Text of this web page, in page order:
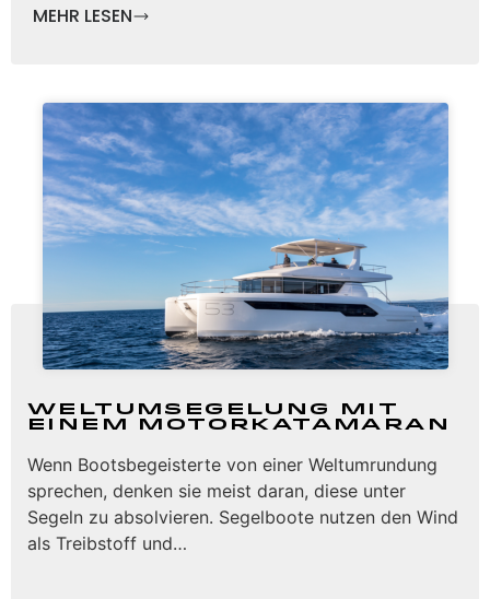
MEHR LESEN
Weltumsegelung mit
einem Motorkatamaran
Wenn Bootsbegeisterte von einer Weltumrundung
sprechen, denken sie meist daran, diese unter
Segeln zu absolvieren. Segelboote nutzen den Wind
als Treibstoff und…